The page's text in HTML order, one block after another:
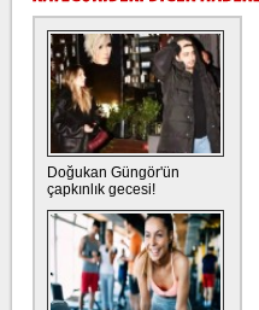
Doğukan Güngör'ün
çapkınlık gecesi!